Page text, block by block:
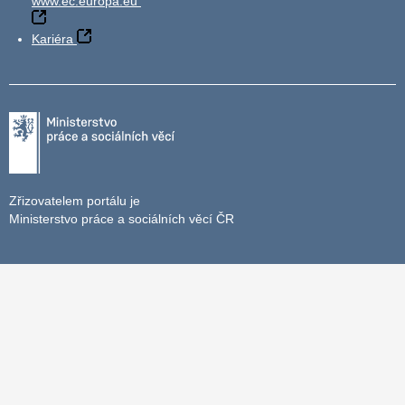
Kariéra
Zřizovatelem portálu je
Ministerstvo práce a sociálních věcí ČR